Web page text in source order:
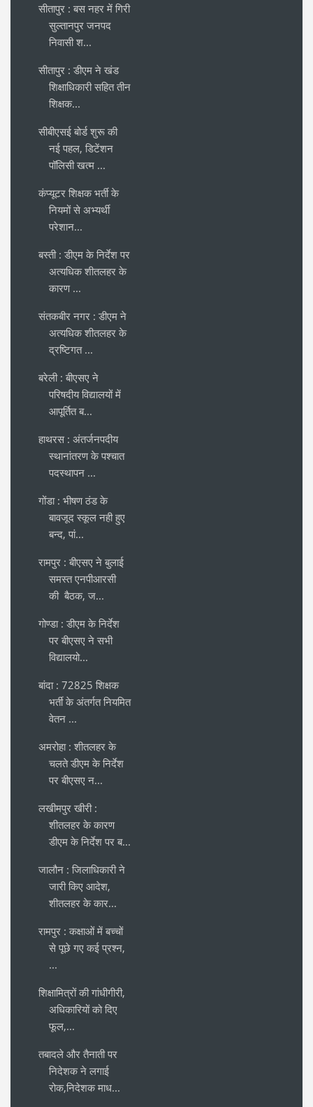
सीतापुर : बस नहर में गिरी
सुल्तानपुर जनपद
निवासी श...
सीतापुर : डीएम ने खंड
शिक्षाधिकारी सहित तीन
शिक्षक...
सीबीएसई बोर्ड शुरू की
नई पहल, डिटेंशन
पॉलिसी खत्म ...
कंप्यूटर शिक्षक भर्ती के
नियमों से अभ्यर्थी
परेशान...
बस्ती : डीएम के निर्देश पर
अत्यधिक शीतलहर के
कारण ...
संतकबीर नगर : डीएम ने
अत्यधिक शीतलहर के
द्रष्टिगत ...
बरेली : बीएसए ने
परिषदीय विद्यालयों में
आपूर्तित ब...
हाथरस : अंतर्जनपदीय
स्थानांतरण के पश्चात
पदस्थापन ...
गोंडा : भीषण ठंड के
बावजूद स्कूल नही हुए
बन्द, पां...
रामपुर : बीएसए ने बुलाई
समस्त एनपीआरसी
की बैठक, ज...
गोण्डा : डीएम के निर्देश
पर बीएसए ने सभी
विद्यालयो...
बांदा : 72825 शिक्षक
भर्ती के अंतर्गत नियमित
वेतन ...
अमरोहा : शीतलहर के
चलते डीएम के निर्देश
पर बीएसए न...
लखीमपुर खीरी :
शीतलहर के कारण
डीएम के निर्देश पर ब...
जालौन : जिलाधिकारी ने
जारी किए आदेश,
शीतलहर के कार...
रामपुर : कक्षाओं में बच्चों
से पूछे गए कई प्रश्न,
...
शिक्षामित्रों की गांधीगीरी,
अधिकारियों को दिए
फूल,...
तबादले और तैनाती पर
निदेशक ने लगाई
रोक,निदेशक माध...